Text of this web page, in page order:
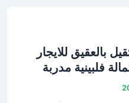
بالعقيق للايجار